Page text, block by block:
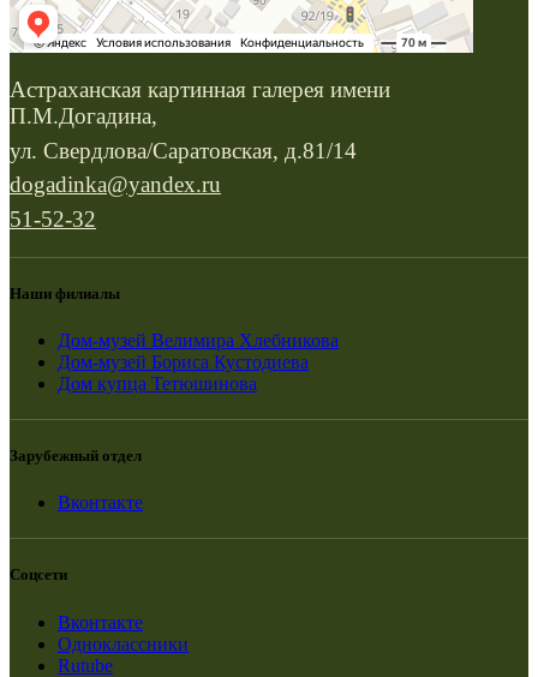
Астраханская картинная галерея имени
П.М.Догадина,
ул. Свердлова/Саратовская, д.81/14
dogadinka@yandex.ru
51-52-32
Наши филиалы
Дом-музей Велимира Хлебникова
Дом-музей Бориса Кустодиева
Дом купца Тетюшинова
Зарубежный отдел
Вконтакте
Соцсети
Вконтакте
Одноклассники
Rutube